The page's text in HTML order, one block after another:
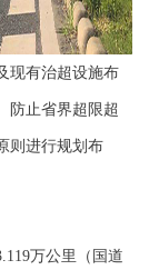
现有治超设施布
防止省界超限超
则进行规划布
万公里（国道